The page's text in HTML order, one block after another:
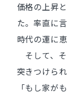
価格の上昇
た。率直に
時代の運に
そして、
突きつけら
「もし家が